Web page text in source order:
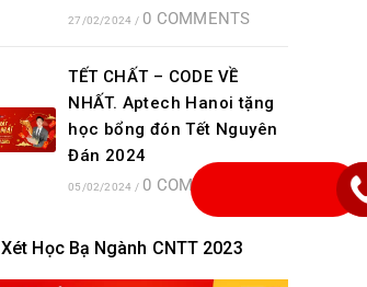
27/02/2024 / 0 COMMENTS
TẾT CHẤT – CODE VỀ
NHẤT. Aptech Hanoi tặng
học bổng đón Tết Nguyên
Đán 2024
05/02/2024 / 0 COMMENTS
Xét Học Bạ Ngành CNTT 2023